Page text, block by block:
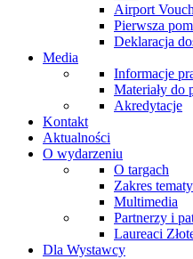
Airport
Pierwsza
Deklaracja
Media
Informacje
Materiały do
Akredytacje
Kontakt
Aktualności
O wydarzeniu
O targach
Zakres
Multimedia
Partnerzy i
Laureaci
Dla Wystawcy